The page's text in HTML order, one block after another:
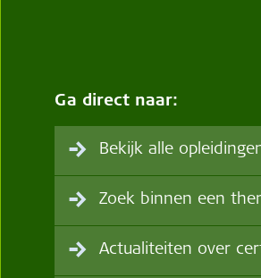
Ga direct naar:
Bekijk alle
Zoek binnen een
Actualiteiten over